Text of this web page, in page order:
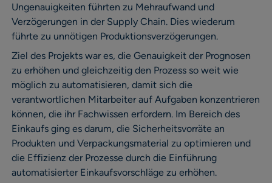
Ungenauigkeiten führten zu Mehraufwand und
Verzögerungen in der Supply Chain. Dies wiederum
führte zu unnötigen Produktionsverzögerungen.
Ziel des Projekts war es, die Genauigkeit der Prognosen
zu erhöhen und gleichzeitig den Prozess so weit wie
möglich zu automatisieren, damit sich die
verantwortlichen Mitarbeiter auf Aufgaben konzentrieren
können, die ihr Fachwissen erfordern. Im Bereich des
Einkaufs ging es darum, die Sicherheitsvorräte an
Produkten und Verpackungsmaterial zu optimieren und
die Effizienz der Prozesse durch die Einführung
automatisierter Einkaufsvorschläge zu erhöhen.